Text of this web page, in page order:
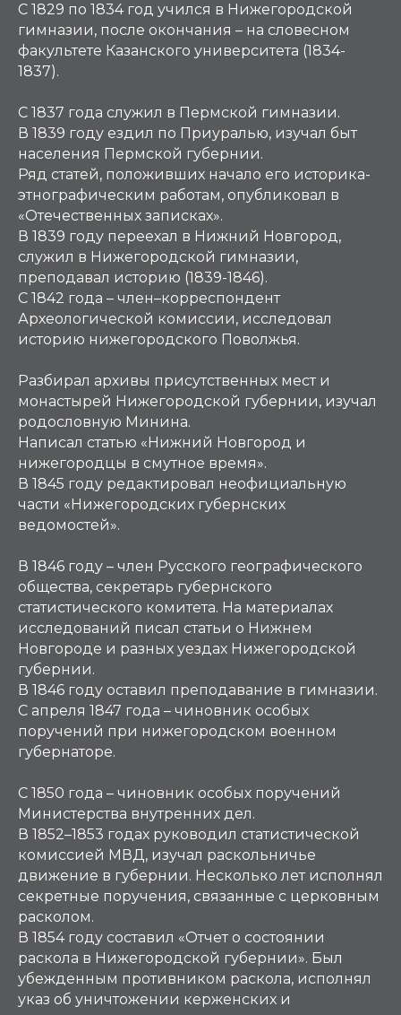
С 1829 по 1834 год учился в Нижегородской
гимназии, после окончания – на словесном
факультете Казанского университета (1834-
1837).
С 1837 года служил в Пермской гимназии.
В 1839 году ездил по Приуралью, изучал быт
населения Пермской губернии.
Ряд статей, положивших начало его историка-
этнографическим работам, опубликовал в
«Отечественных записках».
В 1839 году переехал в Нижний Новгород,
служил в Нижегородской гимназии,
преподавал историю (1839-1846).
С 1842 года – член–корреспондент
Археологической комиссии, исследовал
историю нижегородского Поволжья.
Разбирал архивы присутственных мест и
монастырей Нижегородской губернии, изучал
родословную Минина.
Написал статью «Нижний Новгород и
нижегородцы в смутное время».
В 1845 году редактировал неофициальную
части «Нижегородских губернских
ведомостей».
В 1846 году – член Русского географического
общества, секретарь губернского
статистического комитета. На материалах
исследований писал статьи о Нижнем
Новгороде и разных уездах Нижегородской
губернии.
В 1846 году оставил преподавание в гимназии.
С апреля 1847 года – чиновник особых
поручений при нижегородском военном
губернаторе.
С 1850 года – чиновник особых поручений
Министерства внутренних дел.
В 1852–1853 годах руководил статистической
комиссией МВД, изучал раскольничье
движение в губернии. Несколько лет исполнял
секретные поручения, связанные с церковным
расколом.
В 1854 году составил «Отчет о состоянии
раскола в Нижегородской губернии». Был
убежденным противником раскола, исполнял
указ об уничтожении керженских и